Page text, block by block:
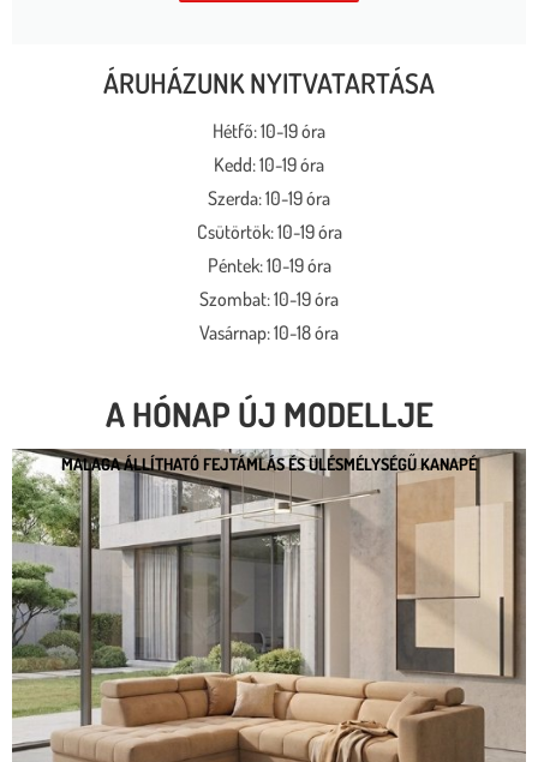
ÁRUHÁZUNK NYITVATARTÁSA
Hétfő: 10-19 óra
Kedd: 10-19 óra
Szerda: 10-19 óra
Csütörtök: 10-19 óra
Péntek: 10-19 óra
Szombat: 10-19 óra
Vasárnap: 10-18 óra
A HÓNAP ÚJ MODELLJE
MALAGA ÁLLÍTHATÓ FEJTÁMLÁS ÉS ÜLÉSMÉLYSÉGŰ KANAPÉ
MALAGA ÁLLÍTHATÓ FEJTÁMLÁS ÉS
ÜLÉSMÉLYSÉGŰ KANAPÉ
* kedvező ár
* moduláris rendszer
* motoros állíthatóság
Megnézem